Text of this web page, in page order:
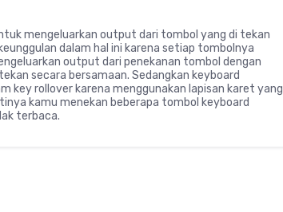
mengeluarkan output dari tombol yang di tekan
dalam hal ini karena setiap tombolnya
output dari penekanan tombol dengan
secara bersamaan. Sedangkan keyboard
key rollover karena menggunakan lapisan karet yang
kamu menekan beberapa tombol keyboard
terbaca.